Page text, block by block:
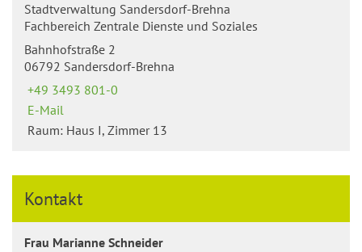
Stadtverwaltung Sandersdorf-Brehna
Fachbereich Zentrale Dienste und Soziales
Bahnhofstraße 2
06792 Sandersdorf-Brehna
+49 3493 801-0
E-Mail
Raum: Haus I, Zimmer 13
Kontakt
Frau Marianne Schneider